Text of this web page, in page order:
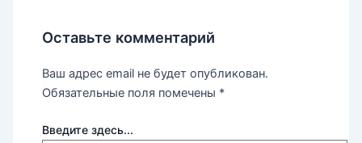
Оставьте комментарий
Ваш адрес email не будет опубликован.
Обязательные поля помечены *
Введите здесь...